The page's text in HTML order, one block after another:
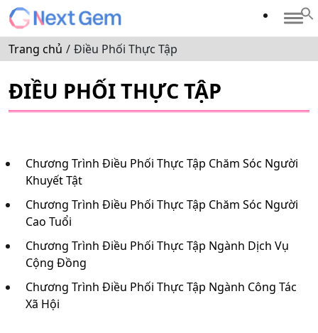
Trang chủ / Điều Phối Thực Tập
ĐIỀU PHỐI THỰC TẬP
Chương Trình Điều Phối Thực Tập Chăm Sóc Người
Khuyết Tật
Chương Trình Điều Phối Thực Tập Chăm Sóc Người
Cao Tuổi
Chương Trình Điều Phối Thực Tập Ngành Dịch Vụ
Cộng Đồng
Chương Trình Điều Phối Thực Tập Ngành Công Tác
Xã Hội